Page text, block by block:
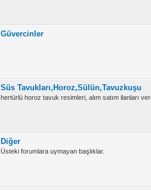
Güvercinler
Süs Tavukları,Horoz,Sülün,Tavuzkuşu
hertürlü horoz tavuk resimleri, alım satım ilanları
Diğer
Üsteki forumlara uymayan başlıklar.